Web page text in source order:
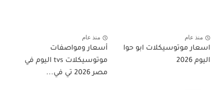
منذ عام
اسعار موتوسيكلات ابو حوا
اليوم 2026
منذ عام
أسعار ومواصفات
موتوسيكلات tvs اليوم في
مصر 2026 تي في...